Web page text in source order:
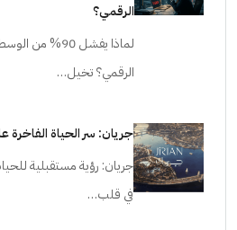
الرقمي؟
لماذا يفشل 90%
الرقمي؟ تخيل…
جريان: سر الحياة الفاخرة
جريان: رؤية مستقبلية
في قلب…